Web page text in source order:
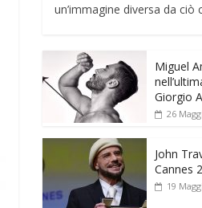
un’immagine diversa da ciò
Miguel
Giorgio
26
John
Cannes
19